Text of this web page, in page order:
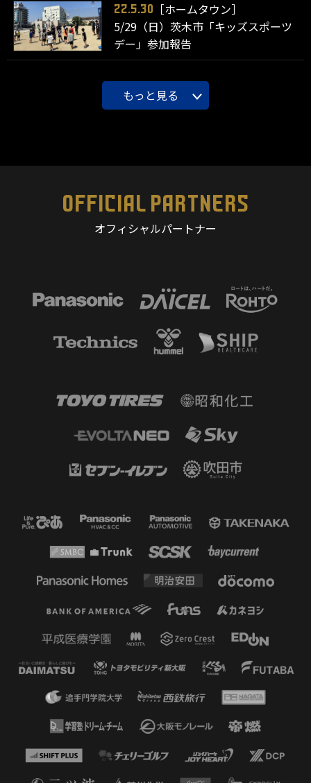
22.5.30
［ホームタウン］
5/29（日）茨木市「キッズスポーツ
デー」参加報告
もっと見る
OFFICIAL PARTNERS
オフィシャルパートナー